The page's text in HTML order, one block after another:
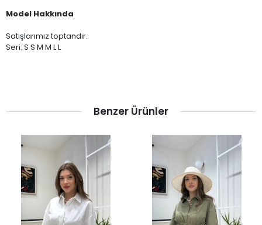
Model Hakkında
Satışlarımız toptandır.
Seri: S S M M L L
Benzer Ürünler